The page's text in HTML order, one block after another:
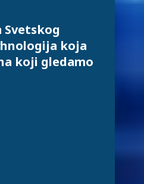
Svetskog
koja
koji gledamo